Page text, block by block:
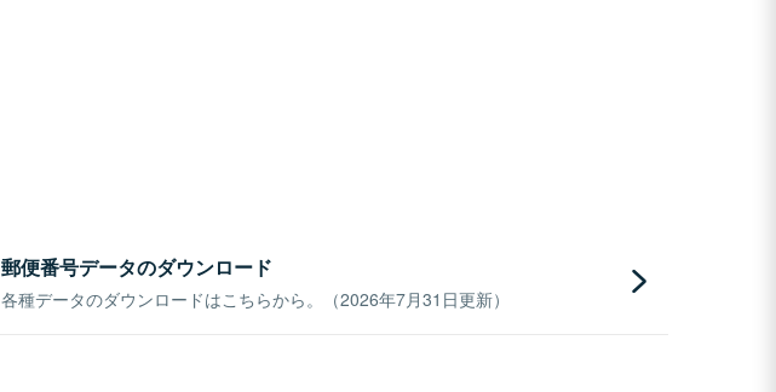
郵便番号データのダウンロード
各種データのダウンロードはこちらから。（2026年7月31日更新）